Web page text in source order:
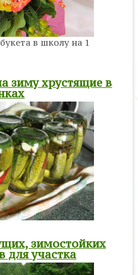
в школу на 1
зиму хрустящие в
зимостойких
для участка